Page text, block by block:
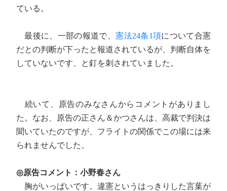
ている。
最後に、一部の報道で、憲法24条1項について合憲
だとの判断が下ったと報道されているが、判断自体を
していないです、と釘を刺されていました。
続いて、原告のみなさんからコメントがありまし
た。なお、原告の正さん＆かつさんは、高裁で判決は
聞いていたのですが、フライトの関係でこの場には来
られませんでした。
◎原告コメント：小野春さん
胸がいっぱいです。違憲というはっきりした言葉が